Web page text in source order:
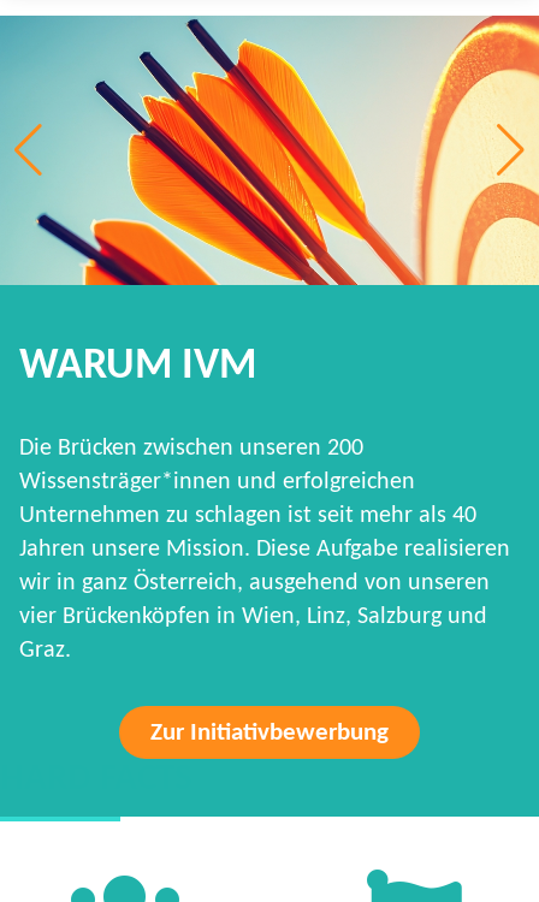
WARUM IVM
Die Brücken zwischen unseren 200
Wissensträger*innen und erfolgreichen
Unternehmen zu schlagen ist seit mehr als 40
Jahren unsere Mission. Diese Aufgabe realisieren
wir in ganz Österreich, ausgehend von unseren
vier Brückenköpfen in Wien, Linz, Salzburg und
Graz.
Zur Initiativbewerbung